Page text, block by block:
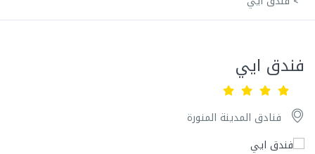
فندق ايي
فنادق المدينة المنورة